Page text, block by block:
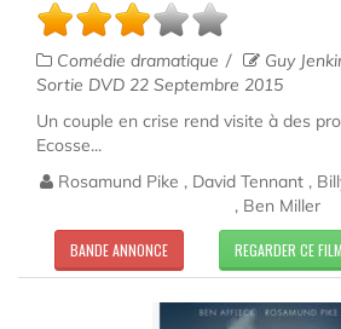
Comédie dramatique
Guy
Sortie DVD 22 Septembre 2015
Un couple en crise rend visite à des
Ecosse...
Rosamund Pike , David Tennant ,
, Ben Miller
BANDE ANNONCE REGARDER CE FILM